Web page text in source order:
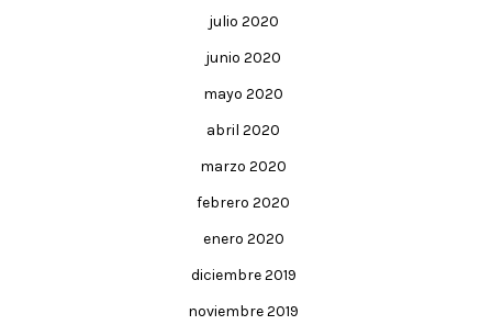
julio 2020
junio 2020
mayo 2020
abril 2020
marzo 2020
febrero 2020
enero 2020
diciembre 2019
noviembre 2019